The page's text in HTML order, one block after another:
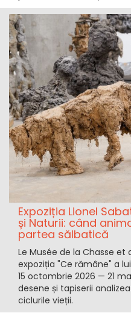
Expoziția Lionel
și Naturii: când
partea sălbatică
Le Musée de la Chasse et
expoziția "Ce rămâne" a
15 octombrie 2026 — 21
desene și tapiserii
ciclurile vieții.